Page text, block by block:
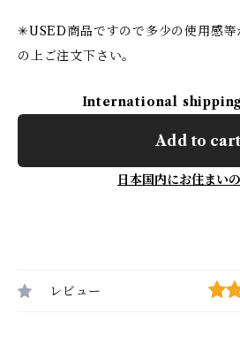
✳︎USED商品ですので多少の使用感等
の上ご注文下さい。
International
Add to cart
日本国内にお住まい
レビュー